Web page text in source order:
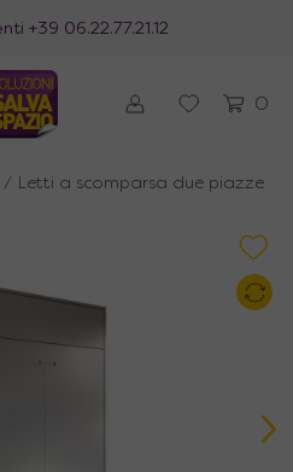
Made in Italy
0
/ Letti a scomparsa due piazze